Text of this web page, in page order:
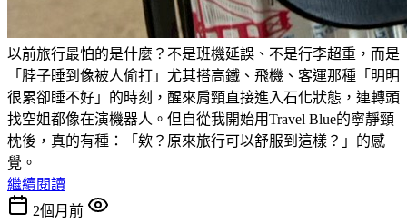
以前旅行最怕的是什麼？不是班機延誤、不是行李超重，而是
「脖子睡到像被人偷打」尤其搭高鐵、飛機、客運那種「明明
很累卻睡不好」的時刻，醒來肩頸直接進入石化狀態，連轉頭
找空姐都像在演機器人。但自從我開始用Travel Blue的寧靜頸
枕後，真的有種：「欸？原來旅行可以舒服到這樣？」的感
覺。
繼續閱讀
2個月前